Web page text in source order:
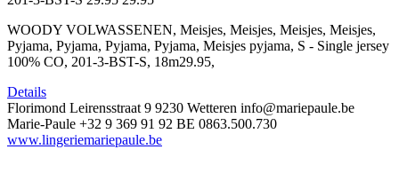
WOODY VOLWASSENEN, Meisjes, Meisjes, Meisjes, Meisjes,
Pyjama, Pyjama, Pyjama, Pyjama, Meisjes pyjama, S - Single jersey
100% CO, 201-3-BST-S, 18m29.95,
Details
Florimond Leirensstraat 9 9230 Wetteren info@mariepaule.be
Marie-Paule +32 9 369 91 92 BE 0863.500.730
www.lingeriemariepaule.be